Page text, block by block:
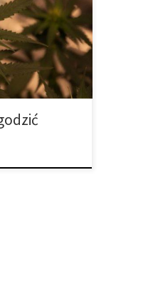
u których
i
tytuł
medyczna
W ramach